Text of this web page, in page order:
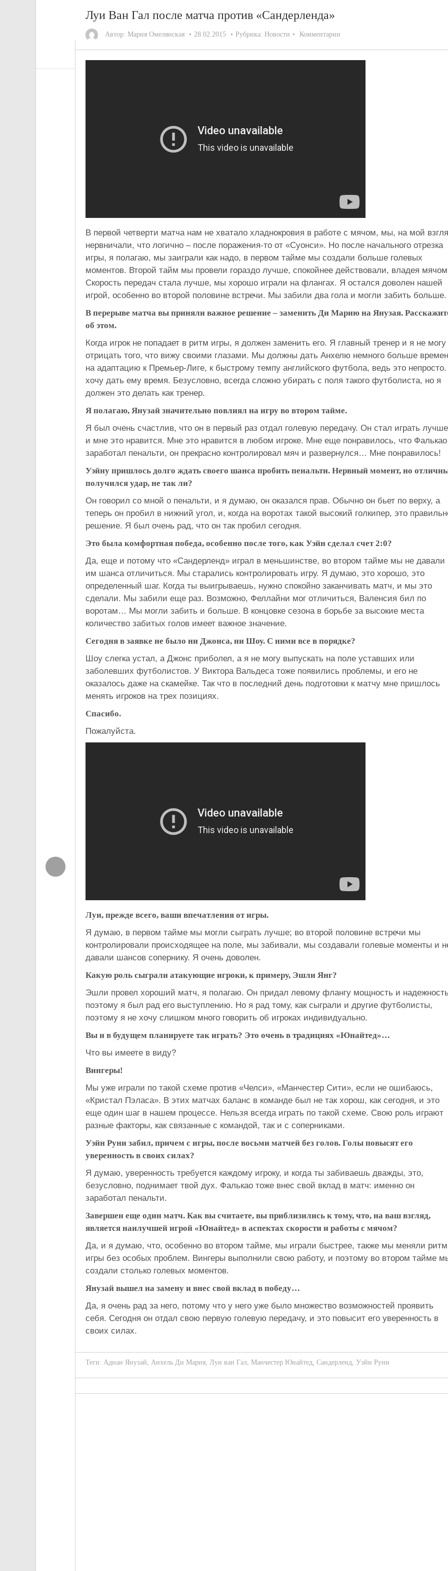
Луи Ван Гал после матча против «Сандерленда»
Автор: Мария Омелянская 28.02.2015 Рубрика: Новости Комментарии
В первой четверти матча нам не хватало хладнокровия в работе с мячом, мы, на мой
нервничали, что логично – после поражения-то от «Суонси». Но после начального отрезка
игры, я полагаю, мы заиграли как надо, в первом тайме мы создали больше голевых
моментов. Второй тайм мы провели гораздо лучше, спокойнее действовали, владея
Скорость передач стала лучше, мы хорошо играли на флангах. Я остался доволен нашей
игрой, особенно во второй половине встречи. Мы забили два гола и могли забить больше.
В перерыве матча вы приняли важное решение – заменить Ди Марию на Янузая.
об этом.
Когда игрок не попадает в ритм игры, я должен заменить его. Я главный тренер и я не могу
отрицать того, что вижу своими глазами. Мы должны дать Анхелю немного больше
на адаптацию к Премьер-Лиге, к быстрому темпу английского футбола, ведь это
хочу дать ему время. Безусловно, всегда сложно убирать с поля такого футболиста, но я
должен это делать как тренер.
Я полагаю, Янузай значительно повлиял на игру во втором тайме.
Я был очень счастлив, что он в первый раз отдал голевую передачу. Он стал играть
и мне это нравится. Мне это нравится в любом игроке. Мне еще понравилось, что Фалькао
заработал пенальти, он прекрасно контролировал мяч и развернулся… Мне понравилось!
Уэйну пришлось долго ждать своего шанса пробить пенальти. Нервный момент, но
получился удар, не так ли?
Он говорил со мной о пенальти, и я думаю, он оказался прав. Обычно он бьет по верху, а
теперь он пробил в нижний угол, и, когда на воротах такой высокий голкипер, это
решение. Я был очень рад, что он так пробил сегодня.
Это была комфортная победа, особенно после того, как Уэйн сделал счет 2:0?
Да, еще и потому что «Сандерленд» играл в меньшинстве, во втором тайме мы не давали
им шанса отличиться. Мы старались контролировать игру. Я думаю, это хорошо, это
определенный шаг. Когда ты выигрываешь, нужно спокойно заканчивать матч, и мы это
сделали. Мы забили еще раз. Возможно, Феллайни мог отличиться, Валенсия бил по
воротам… Мы могли забить и больше. В концовке сезона в борьбе за высокие места
количество забитых голов имеет важное значение.
Сегодня в заявке не было ни Джонса, ни Шоу. С ними все в порядке?
Шоу слегка устал, а Джонс приболел, а я не могу выпускать на поле уставших или
заболевших футболистов. У Виктора Вальдеса тоже появились проблемы, и его не
оказалось даже на скамейке. Так что в последний день подготовки к матчу мне пришлось
менять игроков на трех позициях.
Спасибо.
Пожалуйста.
Луи, прежде всего, ваши впечатления от игры.
Я думаю, в первом тайме мы могли сыграть лучше; во второй половине встречи мы
контролировали происходящее на поле, мы забивали, мы создавали голевые моменты и
давали шансов сопернику. Я очень доволен.
Какую роль сыграли атакующие игроки, к примеру, Эшли Янг?
Эшли провел хороший матч, я полагаю. Он придал левому флангу мощность и
поэтому я был рад его выступлению. Но я рад тому, как сыграли и другие футболисты,
поэтому я не хочу слишком много говорить об игроках индивидуально.
Вы и в будущем планируете так играть? Это очень в традициях «Юнайтед»…
Что вы имеете в виду?
Вингеры!
Мы уже играли по такой схеме против «Челси», «Манчестер Сити», если не ошибаюсь,
«Кристал Пэласа». В этих матчах баланс в команде был не так хорош, как сегодня, и это
еще один шаг в нашем процессе. Нельзя всегда играть по такой схеме. Свою роль играют
разные факторы, как связанные с командой, так и с соперниками.
Уэйн Руни забил, причем с игры, после восьми матчей без голов. Голы повысят его
уверенность в своих силах?
Я думаю, уверенность требуется каждому игроку, и когда ты забиваешь дважды, это,
безусловно, поднимает твой дух. Фалькао тоже внес свой вклад в матч: именно он
заработал пенальти.
Завершен еще один матч. Как вы считаете, вы приблизились к тому, что, на ваш взгляд,
является наилучшей игрой «Юнайтед» в аспектах скорости и работы с мячом?
Да, и я думаю, что, особенно во втором тайме, мы играли быстрее, также мы меняли ритм
игры без особых проблем. Вингеры выполнили свою работу, и поэтому во втором тайме
создали столько голевых моментов.
Янузай вышел на замену и внес свой вклад в победу…
Да, я очень рад за него, потому что у него уже было множество возможностей проявить
себя. Сегодня он отдал свою первую голевую передачу, и это повысит его уверенность в
своих силах.
Теги: Аднан Янузай, Анхель Ди Мария, Луи ван Гал, Манчестер Юнайтед, Сандерленд, Уэйн Руни